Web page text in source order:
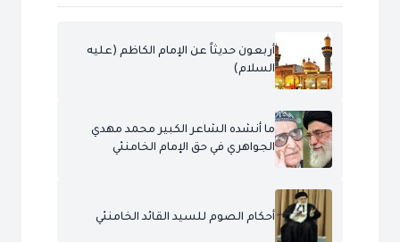
أربعون حديثاً عن الإمام الكاظم (عليه
السلام)
ما أنشده الشاعر الكبير محمد مهدي
الجواهري في حق الإمام الخامنئي
أحكام الصوم للسيد القائد الخامنئي